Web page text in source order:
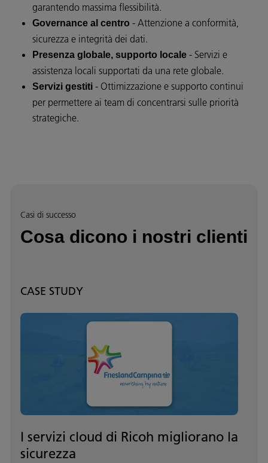
garantendo massima flessibilità.
Governance al centro - Attenzione a conformità,
sicurezza e integrità dei dati.
Presenza globale, supporto locale - Servizi e
assistenza locali supportati da una rete globale.
Servizi gestiti - Ottimizzazione e supporto continui
per permettere ai team di concentrarsi sulle priorità
strategiche.
Casi di successo
Cosa dicono i nostri clienti
CASE STUDY
I servizi cloud di Ricoh migliorano la
sicurezza